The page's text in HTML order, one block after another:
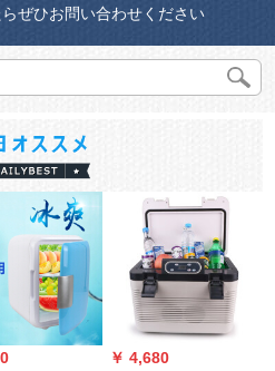
ぜひお問い合わせください
￥ 4,680